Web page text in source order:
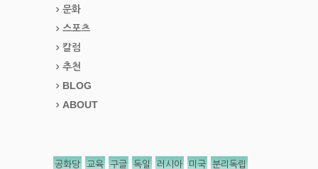
문화
스포츠
칼럼
추천
BLOG
ABOUT
공화당 교육 구글 독일 러시아 미국 분리독립